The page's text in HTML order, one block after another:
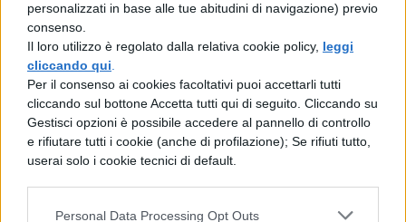
personalizzati in base alle tue abitudini di navigazione) previo
consenso.
Il loro utilizzo è regolato dalla relativa cookie policy, leggi
cliccando qui
Per il consenso ai cookies facoltativi puoi accettarli tutti
cliccando sul bottone Accetta tutti qui di seguito. Cliccando su
Gestisci opzioni è possibile accedere al pannello di controllo
e rifiutare tutti i cookie (anche di profilazione); Se rifiuti tutto,
userai solo i cookie tecnici di default.
Personal Data Processing Opt Outs
Quindi $S={(-1-
sqrt(61))/2<x<(-1+sqrt(61))/2}$.